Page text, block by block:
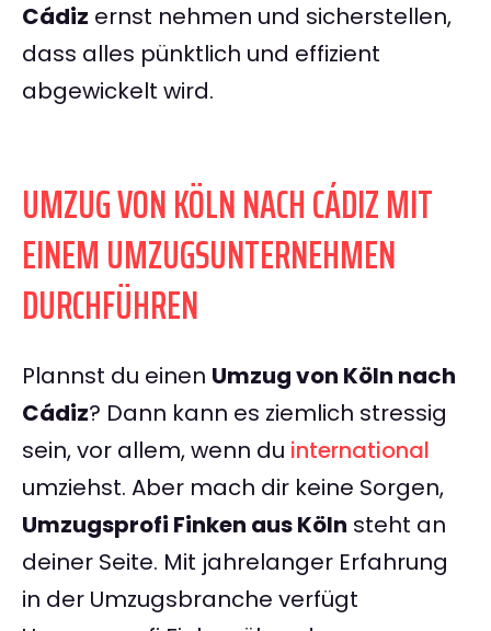
Cádiz ernst nehmen und sicherstellen,
dass alles pünktlich und effizient
abgewickelt wird.
UMZUG VON KÖLN NACH CÁDIZ MIT
EINEM UMZUGSUNTERNEHMEN
DURCHFÜHREN
Plannst du einen Umzug von Köln nach
Cádiz? Dann kann es ziemlich stressig
sein, vor allem, wenn du international
umziehst. Aber mach dir keine Sorgen,
Umzugsprofi Finken aus Köln steht an
deiner Seite. Mit jahrelanger Erfahrung
in der Umzugsbranche verfügt